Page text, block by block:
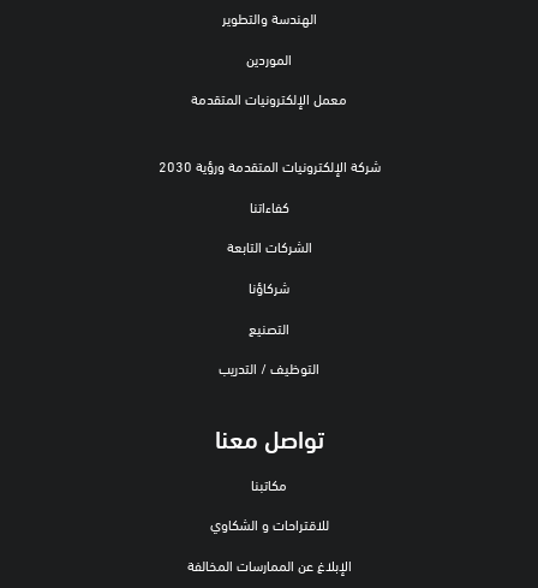
الهندسة والتطوير
الموردين
معمل الإلكترونيات المتقدمة
شركة الإلكترونيات المتقدمة ورؤية 2030
كفاءاتنا
الشركات التابعة
شركاؤنا
التصنيع
التوظيف / التدريب
تواصل معنا
مكاتبنا
للاقتراحات و الشكاوي
الإبلاغ عن الممارسات المخالفة